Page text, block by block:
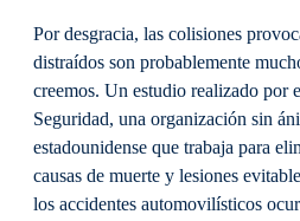
Por desgracia, las colisiones
distraídos son probablemente
creemos. Un estudio realizado por
Seguridad, una organización sin
estadounidense que trabaja para
causas de muerte y lesiones
los accidentes automovilísticos